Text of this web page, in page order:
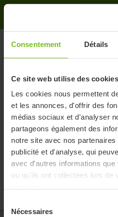
Consentement Détails
Ce site web utilise des
Les cookies nous permettent
et les annonces, d'offrir des
médias sociaux et d'analyser
partageons également des
notre site avec nos
publicité et d'analyse, qui
avec d'autres informations
ou qu'ils ont collectées lors de
Nécessaires